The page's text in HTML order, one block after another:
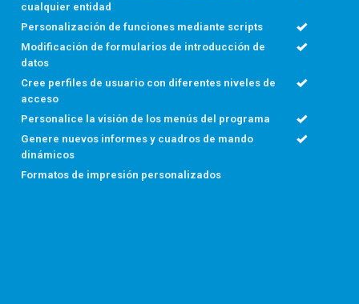
cualquier entidad
Personalización de funciones mediante scripts
Modificación de formularios de introducción de
datos
Cree perfiles de usuario con diferentes niveles de
acceso
Personalice la visión de los menús del programa
Genere nuevos informes y cuadros de mando
dinámicos
Formatos de impresión personalizados